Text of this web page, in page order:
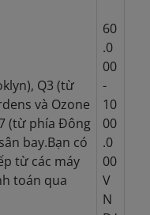
Q3 (từ
và Ozone
(từ phía Đông
bay.Bạn có
từ các máy
toán qua
60
.0
00
-
10
00
.0
00
V
N